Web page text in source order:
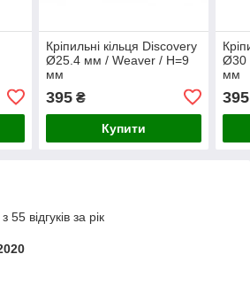
Кріпильні кільця Discovery
Ø25.4 мм / Weaver / Н=9
мм
395₴
Купити
Ø30
мм
395
відгуків за рік